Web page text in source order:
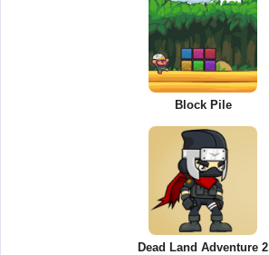
Block Pile
Dead Land Adventure 2